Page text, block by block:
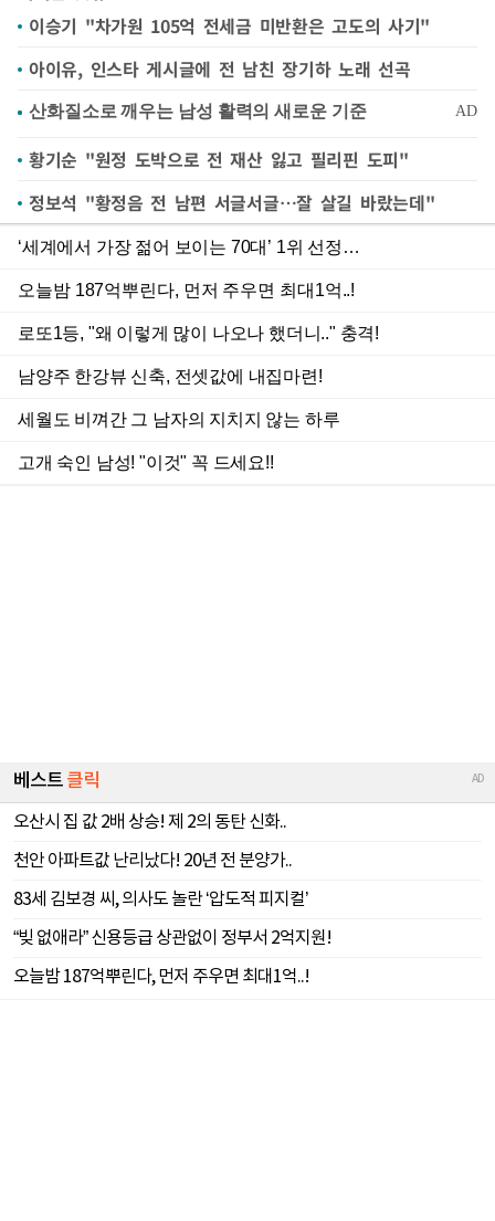
이승기 "차가원 105억 전세금 미반환은 고도의 사기"
아이유, 인스타 게시글에 전 남친 장기하 노래 선곡
황기순 "원정 도박으로 전 재산 잃고 필리핀 도피"
정보석 "황정음 전 남편 서글서글…잘 살길 바랐는데"